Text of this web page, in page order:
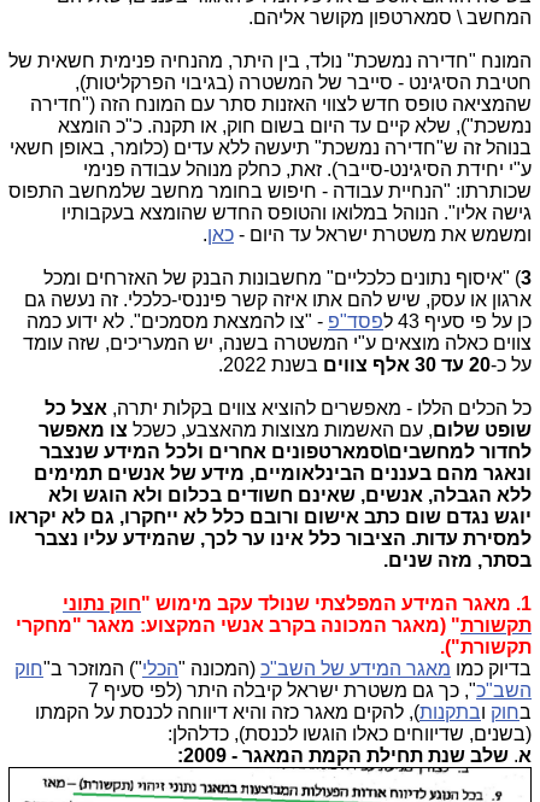
המחשב \ סמארטפון מקושר אליהם.
המונח "חדירה נמשכת" נולד, בין היתר, מהנחיה פנימית חשאית של
חטיבת הסיגינט - סייבר של המשטרה (בגיבוי הפרקליטות),
שהמציאה טופס חדש לצווי האזנות סתר עם המונח הזה ("חדירה
נמשכת"), שלא קיים עד היום בשום חוק, או תקנה. כ"כ הומצא
בנוהל זה ש"חדירה נמשכת" תיעשה ללא עדים (כלומר, באופן חשאי
ע"י יחידת הסיגינט-סייבר). זאת, כחלק מנוהל עבודה פנימי
שכותרתו: "הנחיית עבודה - חיפוש בחומר מחשב שלמחשב התפוס
גישה אליו". הנוהל במלואו והטופס החדש שהומצא בעקבותיו
ומשמש את משטרת ישראל עד היום - כאן.
3) "איסוף נתונים כלכליים" מחשבונות הבנק של האזרחים ומכל
ארגון או עסק, שיש להם אתו איזה קשר פיננסי-כלכלי. זה נעשה גם
כן על פי סעיף 43 ל
פסד"פ - "צו להמצאת מסמכים". לא ידוע כמה
צווים כאלה מוצאים ע"י המשטרה בשנה, יש המעריכים, שזה עומד
על כ-20 עד 30 אלף צווים בשנת 2022.
כל הכלים הללו - מאפשרים להוציא צווים בקלות יתרה, אצל כל
שופט שלום, עם האשמות מצוצות מהאצבע, כשכל צו מאפשר
לחדור למחשבים\סמארטפונים אחרים ולכל המידע שנצבר
ונאגר מהם בעננים הבינלאומיים, מידע של אנשים תמימים
ללא הגבלה, אנשים, שאינם חשודים בכלום ולא הוגש ולא
יוגש נגדם שום כתב אישום ורובם כלל לא ייחקרו, גם לא יקראו
למסירת עדות. הציבור כלל אינו ער לכך, שהמידע עליו נצבר
בסתר, מזה שנים.
1. מאגר המידע המפלצתי שנולד עקב מימוש "
חוק נתוני
תקשורת" (מאגר המכונה בקרב אנשי המקצוע: מאגר "מחקרי
תקשורת").
בדיוק כמו מאגר המידע של השב"כ (המכונה "הכלי") המוזכר ב"חוק
השב"כ
", כך גם משטרת ישראל קיבלה היתר (לפי סעיף 7
בחוק ובתקנות), להקים מאגר כזה והיא דיווחה לכנסת על הקמתו
(בשנים, שדיווחים כאלו הוגשו לכנסת), כדלהלן:
א. שלב שנת תחילת הקמת המאגר - 2009: